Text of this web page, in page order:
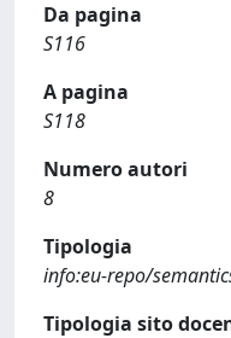
Da pagina
S116
A pagina
S118
Numero autori
8
Tipologia
info:eu-repo/
Tipologia sito